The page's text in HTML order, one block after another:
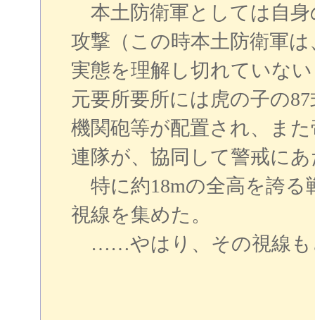
本土防衛軍としては自身
攻撃（この時本土防衛軍
実態を理解し切れていな
元要所要所には虎の子の
機関砲等が配置され、ま
連隊が、協同して警戒に
特に約18mの全高を誇る
視線を集めた。
……やはり、その視線も